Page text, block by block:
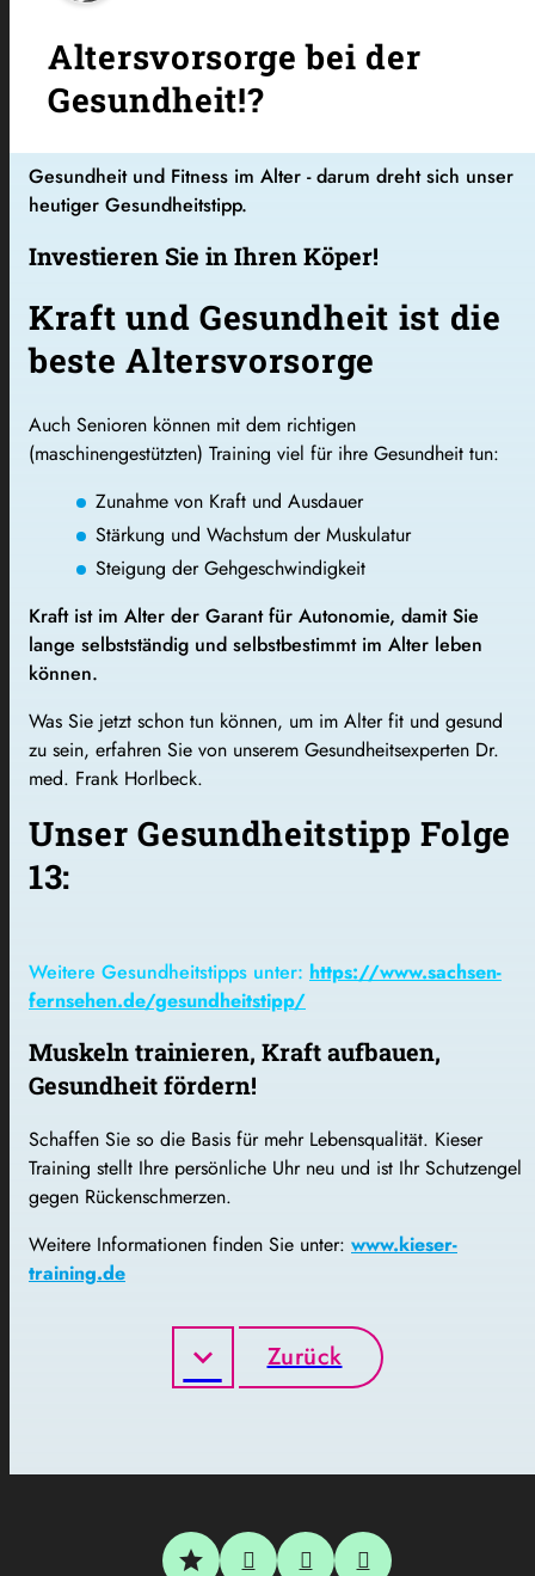
Altersvorsorge bei der
Gesundheit!?
Gesundheit und Fitness im Alter - darum dreht sich unser
heutiger Gesundheitstipp.
Investieren Sie in Ihren Köper!
Kraft und Gesundheit ist die
beste Altersvorsorge
Auch Senioren können mit dem richtigen
(maschinengestützten) Training viel für ihre Gesundheit tun:
Zunahme von Kraft und Ausdauer
Stärkung und Wachstum der Muskulatur
Steigung der Gehgeschwindigkeit
Kraft ist im Alter der Garant für Autonomie, damit Sie
lange selbstständig und selbstbestimmt im Alter leben
können.
Was Sie jetzt schon tun können, um im Alter fit und gesund
zu sein, erfahren Sie von unserem Gesundheitsexperten Dr.
med. Frank Horlbeck.
Unser Gesundheitstipp Folge
13:
Weitere Gesundheitstipps unter: https://www.sachsen-
fernsehen.de/gesundheitstipp/
Muskeln trainieren, Kraft aufbauen,
Gesundheit fördern!
Schaffen Sie so die Basis für mehr Lebensqualität. Kieser
Training stellt Ihre persönliche Uhr neu und ist Ihr Schutzengel
gegen Rückenschmerzen.
Weitere Informationen finden Sie unter: www.kieser-
training.de
Zurück